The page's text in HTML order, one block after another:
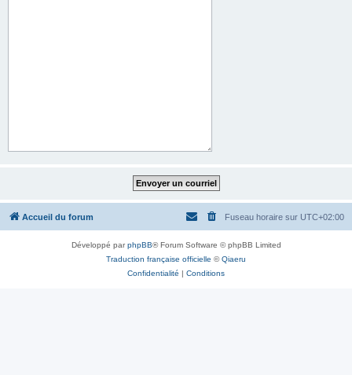
Accueil du forum Fuseau horaire sur UTC+02:00
Développé parphpBB® Forum Software © phpBB Limited
Traduction française officielle ©Qiaeru
Confidentialité | Conditions